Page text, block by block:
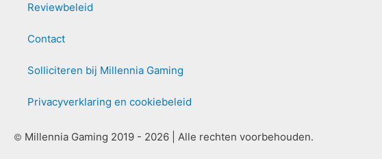
Reviewbeleid
Contact
Solliciteren bij Millennia Gaming
Privacyverklaring en cookiebeleid
© Millennia Gaming 2019 - 2026 | Alle rechten voorbehouden.